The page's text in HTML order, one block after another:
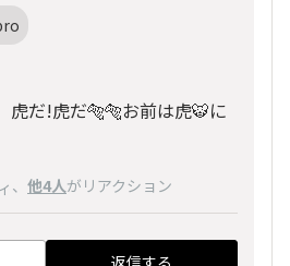
虎だ!虎だ🐅🐅お前は虎🐯に
、 他4人がリアクション
返信する